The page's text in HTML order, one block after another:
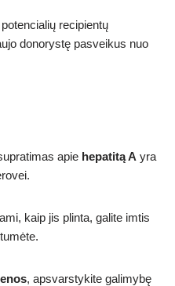
recipientų
donorystę pasveikus nuo
apie hepatitą A yra
kaip jis plinta, galite imtis
, apsvarstykite galimybę